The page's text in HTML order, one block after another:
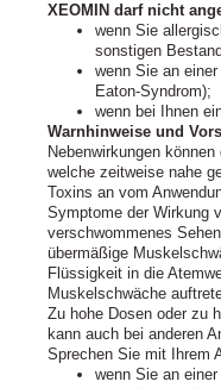
XEOMIN darf nicht
wenn Sie
sonstigen
wenn Sie an
Eaton-Syndrom);
wenn bei Ihnen
Warnhinweise und
Nebenwirkungen
welche zeitweise nahe
Toxins an vom
Symptome der Wirkung
verschwommenes
übermäßige
Flüssigkeit in die
Muskelschwäche
Zu hohe Dosen oder zu
kann auch bei anderen
Sprechen Sie mit Ihrem
wenn Sie an